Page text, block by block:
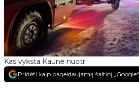
Kas vyksta Kaune nuotr.
Pridėti kaip pageidaujamą šaltinį „Google“